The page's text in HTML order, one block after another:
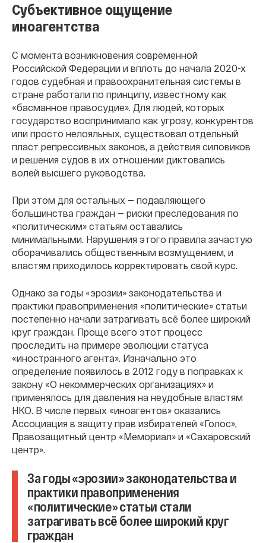
Субъективное ощущение
иноагентства
С момента возникновения современной
Российской Федерации и вплоть до начала 2020-х
годов судебная и правоохранительная системы в
стране работали по принципу, известному как
«басманное правосудие». Для людей, которых
государство воспринимало как угрозу, конкурентов
или просто нелояльных, существовал отдельный
пласт репрессивных законов, а действия силовиков
и решения судов в их отношении диктовались
волей высшего руководства.
При этом для остальных — подавляющего
большинства граждан — риски преследования по
«политическим» статьям оставались
минимальными. Нарушения этого правила зачастую
оборачивались общественным возмущением, и
властям приходилось корректировать свой курс.
Однако за годы «эрозии» законодательства и
практики правоприменения «политические» статьи
постепенно начали затрагивать всё более широкий
круг граждан. Проще всего этот процесс
проследить на примере эволюции статуса
«иностранного агента». Изначально это
определение появилось в 2012 году в поправках к
закону «О некоммерческих организациях» и
применялось для давления на неудобные властям
НКО. В числе первых «иноагентов» оказались
Ассоциация в защиту прав избирателей «Голос»,
Правозащитный центр «Мемориал» и «Сахаровский
центр».
За годы «эрозии» законодательства и
практики правоприменения
«политические» статьи стали
затрагивать всё более широкий круг
граждан